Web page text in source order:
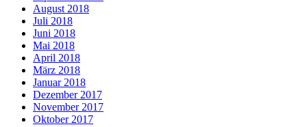
August 2018
Juli 2018
Juni 2018
Mai 2018
April 2018
März 2018
Januar 2018
Dezember 2017
November 2017
Oktober 2017